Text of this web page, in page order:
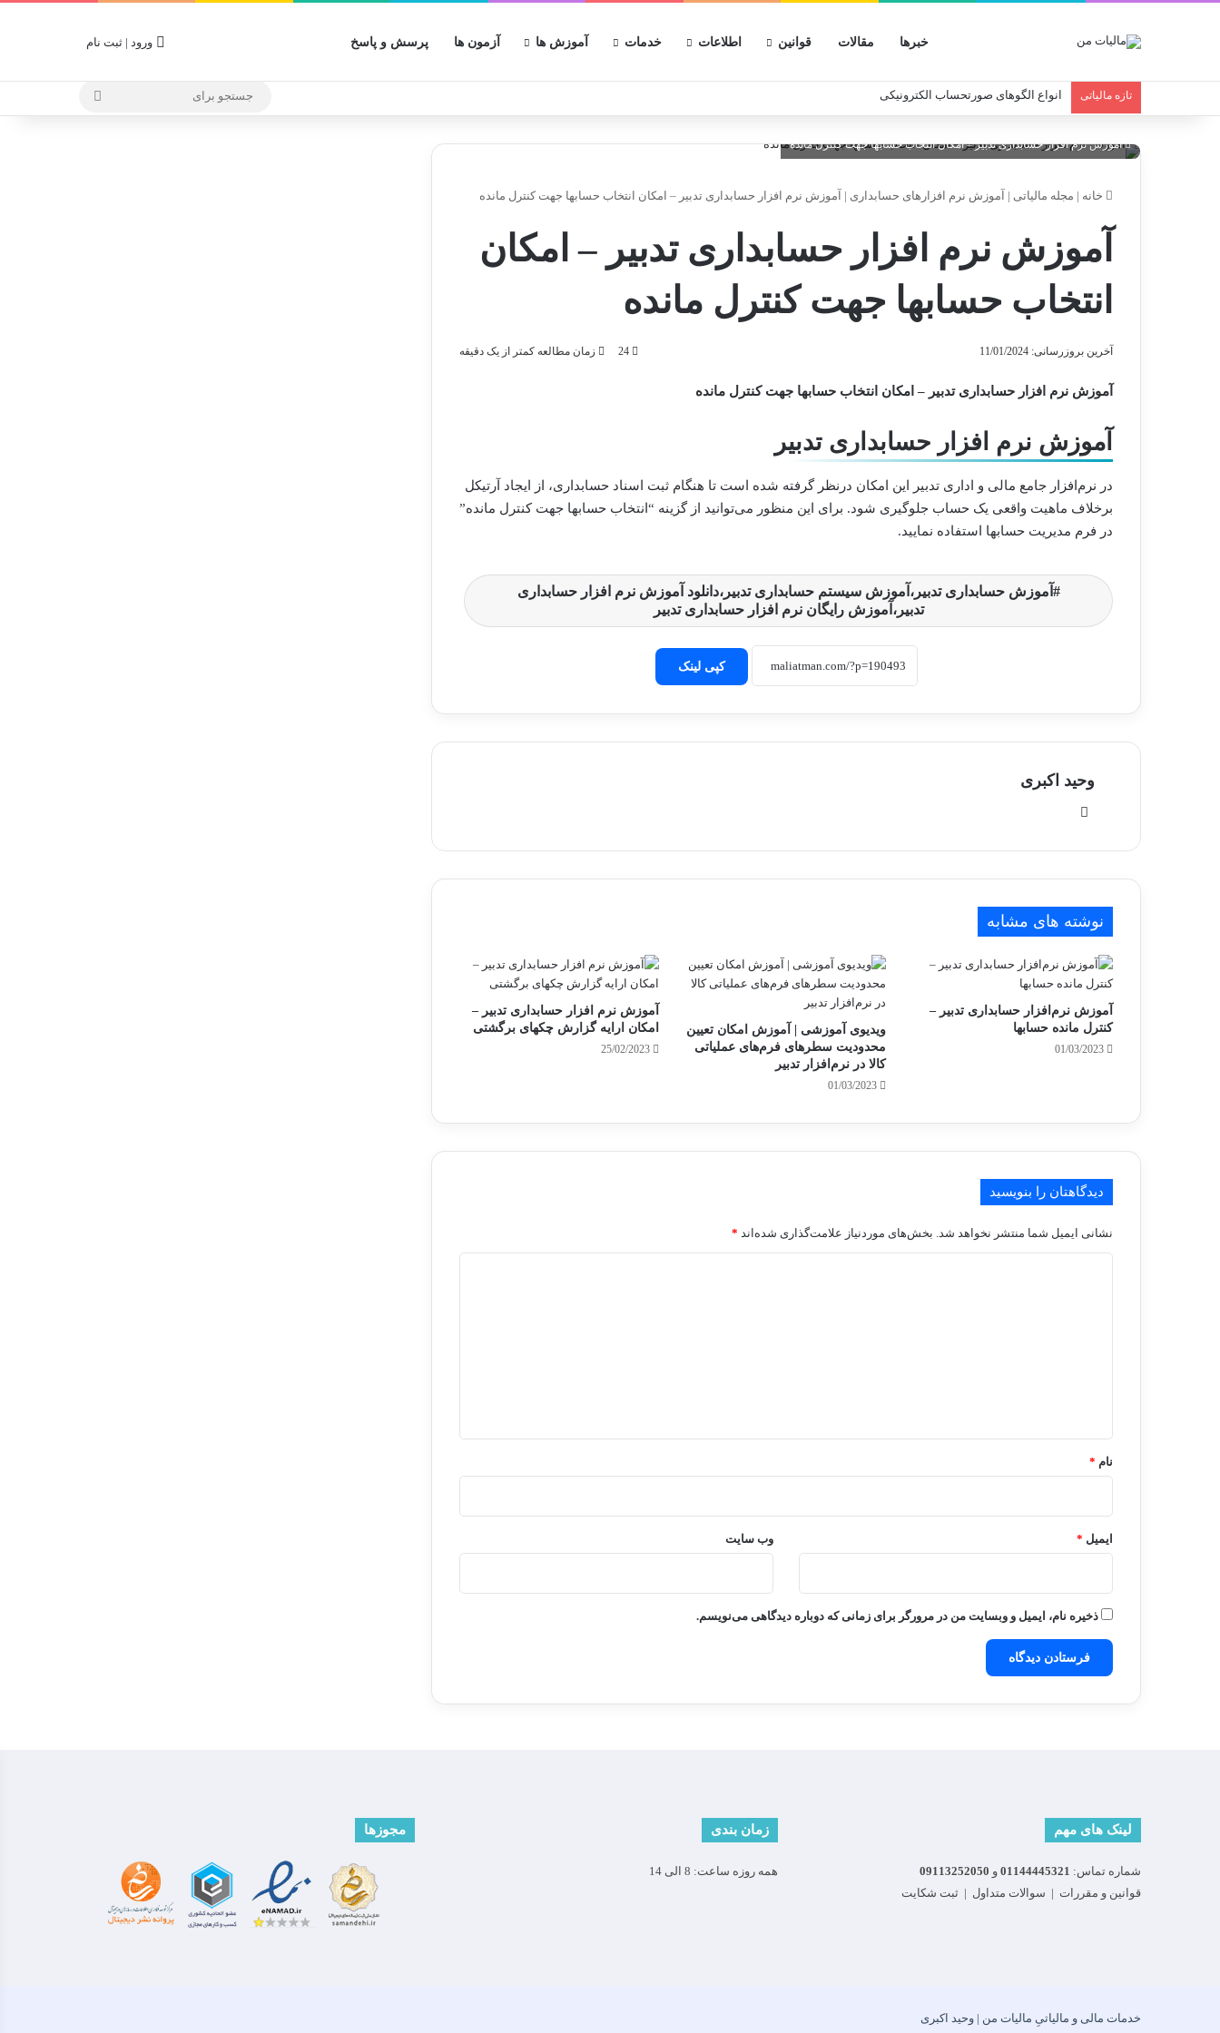
خبرها مقالات قوانین اطلاعات خدمات آموزش ها آزمون ها پرسش و پاسخ ورود | ثبت نام
تازه مالیاتی انواع الگوهای صورتحساب الکترونیکی
آموزش نرم افزار حسابداری تدبیر – امکان انتخاب حسابها جهت کنترل مانده
خانه | مجله مالیاتی | آموزش نرم افزارهای حسابداری | آموزش نرم افزار حسابداری تدبیر – امکان انتخاب حسابها جهت کنترل مانده
آموزش نرم افزار حسابداری تدبیر – امکان
انتخاب حسابها جهت کنترل مانده
آخرین بروزرسانی: 11/01/2024 24 زمان مطالعه کمتر از یک دقیقه
آموزش نرم افزار حسابداری تدبیر – امکان انتخاب حسابها جهت کنترل مانده
آموزش نرم افزار حسابداری تدبیر
در نرم‌افزار جامع مالی و اداری تدبیر این امکان درنظر گرفته شده است تا هنگام ثبت اسناد حسابداری، از ایجاد آرتیکل
برخلاف ماهیت واقعی یک حساب جلوگیری شود. برای این منظور می‌توانید از گزینه “انتخاب حسابها جهت کنترل مانده”
در فرم مدیریت حسابها استفاده نمایید.
آموزش حسابداری تدبیر،آموزش سیستم حسابداری تدبیر،دانلود آموزش نرم افزار حسابداری
تدبیر،آموزش رایگان نرم افزار حسابداری تدبیر
کپی لینک
وحید اکبری
نوشته های مشابه
آموزش نرم‌افزار حسابداری تدبیر –
کنترل مانده حسابها
01/03/2023
ویدیوی آموزشی | آموزش امکان تعیین
محدودیت سطرهای فرم‌های عملیاتی
کالا در نرم‌افزار تدبیر
01/03/2023
آموزش نرم افزار حسابداری تدبیر –
امکان ارایه گزارش چکهای برگشتی
25/02/2023
دیدگاهتان را بنویسید
نشانی ایمیل شما منتشر نخواهد شد. بخش‌های موردنیاز علامت‌گذاری شده‌اند *
نام *
ایمیل * وب‌ سایت
ذخیره نام، ایمیل و وبسایت من در مرورگر برای زمانی که دوباره دیدگاهی می‌نویسم.
لینک های مهم
شماره تماس: 01144445321 و 09113252050
قوانین و مقررات | سوالات متداول | ثبت شکایت
زمان بندی
همه روزه ساعت: 8 الی 14
مجوزها
خدمات مالی و مالیاتیِ مالیات من | وحید اکبری